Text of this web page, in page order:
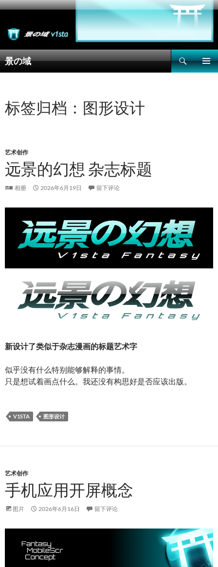
景の域
搜
索
文
标签归档：图形设计
艺术创作
远景的幻想 杂志标题
相册 2026年6月19日 留下评论
新设计了类似于杂志漫画的标题艺术字
似乎没有什么特别能够解释的事情。
只是想试着画点什么。我还没有构思好是否应该出版。
V1STA 图形设计
艺术创作
手机应用开屏概念
图片 2026年6月16日 留下评论